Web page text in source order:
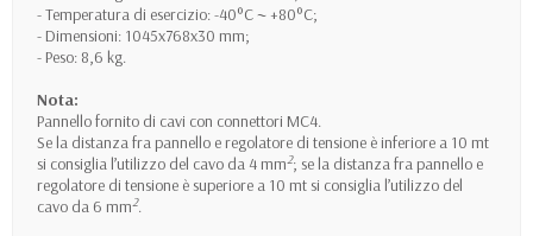
- Temperatura di esercizio: -40°C ~ +80°C;
- Dimensioni: 1045x768x30 mm;
- Peso: 8,6 kg.
Nota:
Pannello fornito di cavi con connettori MC4.
Se la distanza fra pannello e regolatore di tensione è inferiore a 10 mt
si consiglia l’utilizzo del cavo da 4 mm2; se la distanza fra pannello e
regolatore di tensione è superiore a 10 mt si consiglia l’utilizzo del
cavo da 6 mm2.